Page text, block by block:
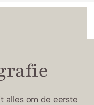
alles om de eerste